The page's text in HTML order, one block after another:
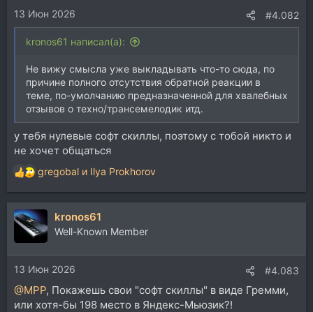
13 Июн 2026 #4.082
kronos61 написал(а):
Не вижу смысла уже выкладывать что-то сюда, по
причине полного отсутствия обратной реакции в
теме, по-умолчанию предназначенной для хвалебных
отзывов о техно/трансемелодик итд.
у тебя нулевые софт скиллы, поэтому с тобой никто и
не хочет общаться
Р
е
а
к
и
и
:
gregobal и Ilya Prokhorov
kronos61
Well-Known Member
13 Июн 2026 #4.083
@MPP, Покажешь свои "софт скиллы" в виде Гремми,
или хотя-бы 198 место в Яндекс-Мьюзик?!